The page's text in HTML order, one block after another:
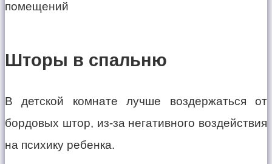
Шторы в спальню
В детской комнате лучше воздержаться от
бордовых штор, из-за негативного воздействия
на психику ребенка.